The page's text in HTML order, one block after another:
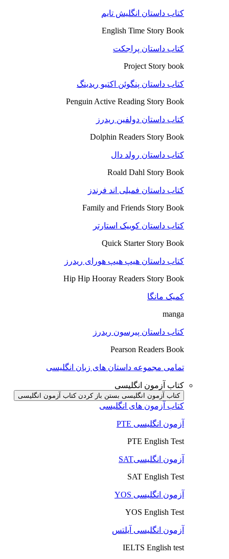
کتاب داستان انگلیش تایم
English Time Story Book
کتاب داستان پراجکت
Project Story book
کتاب داستان پنگوئن اکتیو ریدینگ
Penguin Active Reading Story Book
کتاب داستان دولفین ریدرز
Dolphin Readers Story Book
کتاب داستان رولد دال
Roald Dahl Story Book
کتاب داستان فمیلی اند فرندز
Family and Friends Story Book
کتاب داستان کوییک استارتر
Quick Starter Story Book
کتاب داستان هیپ هیپ هورای ریدرز
Hip Hip Hooray Readers Story Book
کمیک مانگا
manga
کتاب داستان پیرسون ریدرز
Pearson Readers Book
تمامی مجموعه داستان های زبان انگلیسی
کتاب آزمون انگلیسی
کتاب آزمون انگلیسی بستن باز کردن کتاب آزمون انگلیسی
کتاب آزمون های انگلیسی
آزمون انگلیسی PTE
PTE English Test
آزمون انگلیسیSAT
SAT English Test
آزمون انگلیسی YOS
YOS English Test
آزمون انگلیسی آیلتس
IELTS English test